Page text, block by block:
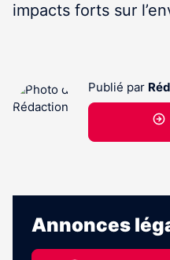
impacts forts sur
Publié par
Annonces